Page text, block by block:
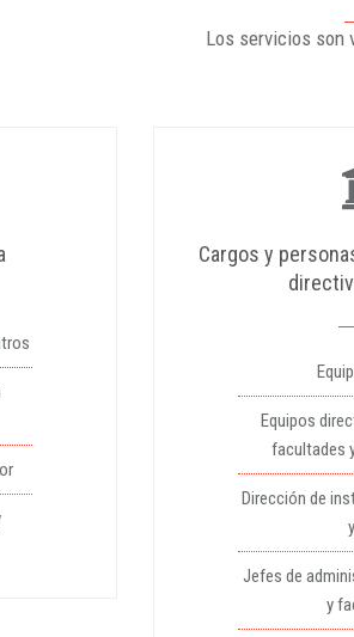
Los servicios son
Cargos y
Equipos
facultades
Dirección de
Jefes de
y